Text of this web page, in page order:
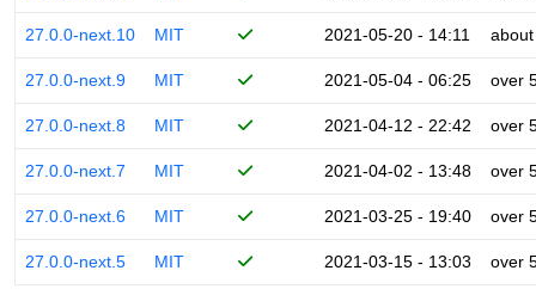
27.0.0-next.10 MIT 2021-05-20 - 14:11
27.0.0-next.9 MIT 2021-05-04 - 06:25 over
27.0.0-next.8 MIT 2021-04-12 - 22:42 over
27.0.0-next.7 MIT 2021-04-02 - 13:48 over
27.0.0-next.6 MIT 2021-03-25 - 19:40 over
27.0.0-next.5 MIT 2021-03-15 - 13:03 over